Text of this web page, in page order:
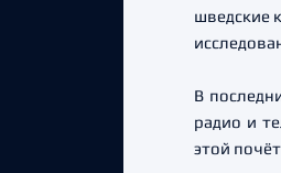
шведские
В
радио и
этой